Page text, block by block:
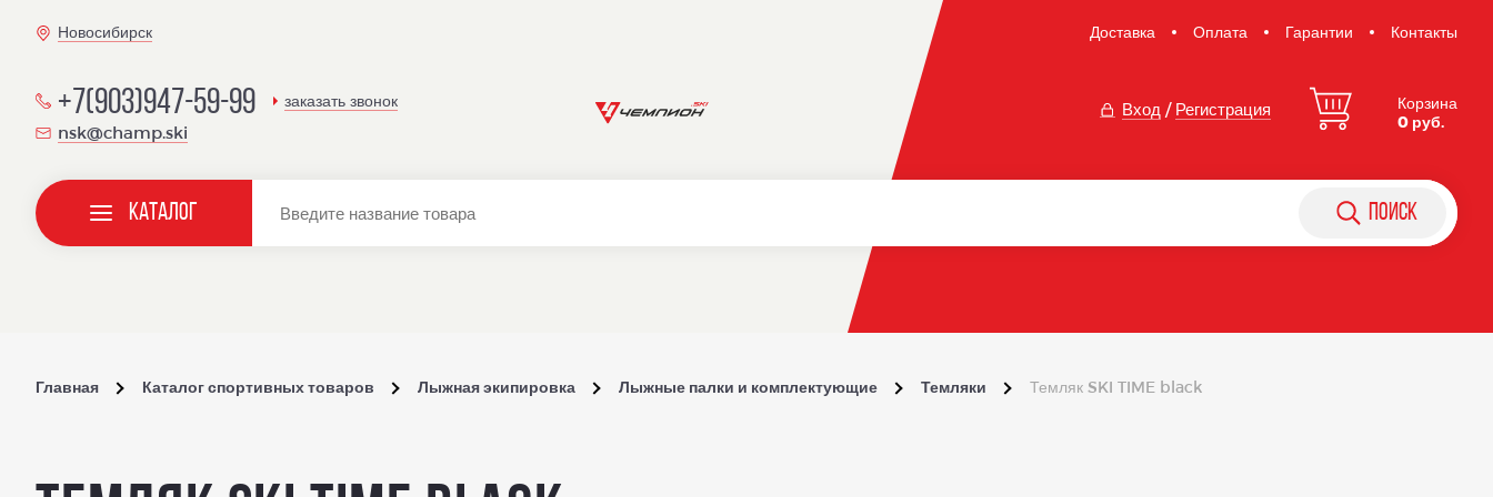
Новосибирск Доставка Оплата Гарантии Контакты
+7(903)947-59-99 заказать звонок
nsk@champ.ski
Вход / Регистрация
Корзина
0 руб.
Каталог поиск
Главная Каталог спортивных товаров Лыжная экипировка Лыжные палки и комплектующие Темляки Темляк SKI TIME black